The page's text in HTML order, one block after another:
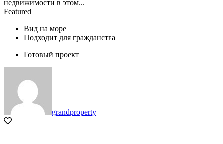
недвижимости в этом...
Featured
Вид на море
Подходит для гражданства
Готовый проект
grandproperty